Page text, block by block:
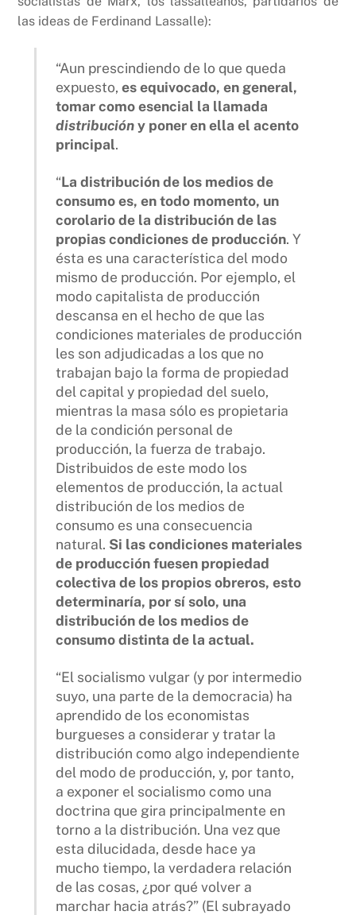
las ideas de Ferdinand Lassalle):
“Aun prescindiendo de lo que queda
expuesto,es equivocado, en general,
tomar como esencial la llamada
distribucióny poner en ella el acento
principal.
“La distribución de los medios de
consumo es, en todo momento, un
corolario de la distribución de las
propias condiciones de producción. Y
ésta es una característica del modo
mismo de producción. Por ejemplo, el
modo capitalista de producción
descansa en el hecho de que las
condiciones materiales de producción
les son adjudicadas a los que no
trabajan bajo la forma de propiedad
del capital y propiedad del suelo,
mientras la masa sólo es propietaria
de la condición personal de
producción, la fuerza de trabajo.
Distribuidos de este modo los
elementos de producción, la actual
distribución de los medios de
consumo es una consecuencia
natural. Si las condiciones materiales
de producción fuesen propiedad
colectiva de los propios obreros, esto
determinaría, por sí solo, una
distribución de los medios de
consumo distinta de la actual.
“El socialismo vulgar (y por intermedio
suyo, una parte de la democracia) ha
aprendido de los economistas
burgueses a considerar y tratar la
distribución como algo independiente
del modo de producción, y, por tanto,
a exponer el socialismo como una
doctrina que gira principalmente en
torno a la distribución. Una vez que
esta dilucidada, desde hace ya
mucho tiempo, la verdadera relación
de las cosas, ¿por qué volver a
marchar hacia atrás?” (El subrayado